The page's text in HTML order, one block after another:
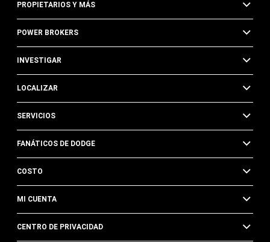
PROPIETARIOS Y MÁS
POWER BROKERS
INVESTIGAR
LOCALIZAR
SERVICIOS
FANÁTICOS DE DODGE
COSTO
MI CUENTA
CENTRO DE PRIVACIDAD